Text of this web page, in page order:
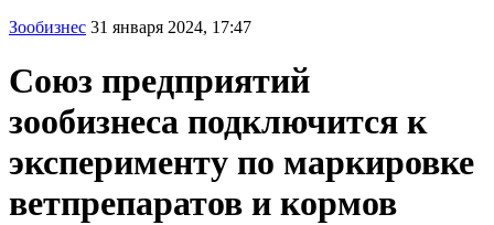
Зообизнес 31 января 2024, 17:47
Союз предприятий
зообизнеса подключится к
эксперименту по маркировке
ветпрепаратов и кормов